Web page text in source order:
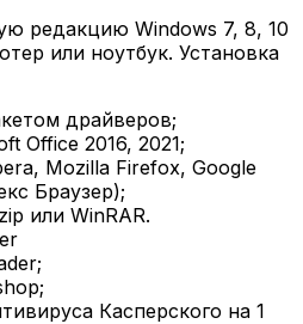
редакцию Windows 7, 8, 10
или ноутбук. Установка
драйверов;
Office 2016, 2021;
Mozilla Firefox, Google
Браузер);
или WinRAR.
Касперского на 1